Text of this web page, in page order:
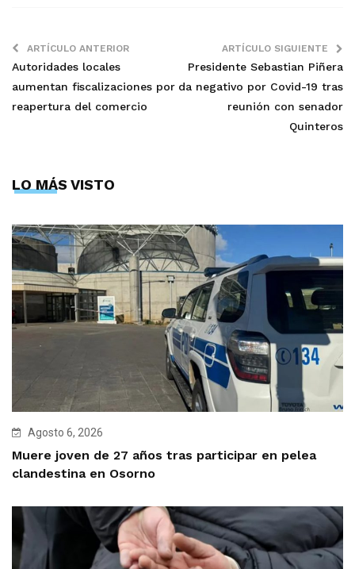
ARTÍCULO ANTERIOR
Autoridades locales
aumentan fiscalizaciones por
reapertura del comercio
ARTÍCULO SIGUIENTE
Presidente Sebastian Piñera
da negativo por Covid-19 tras
reunión con senador
Quinteros
LO MÁS VISTO
Agosto 6, 2026
Muere joven de 27 años tras participar en pelea
clandestina en Osorno